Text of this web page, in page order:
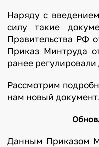
Наряду с
силу такие
Правительства РФ
Приказ Минтруда
ранее
Рассмотрим
нам новый документ.
Данным Приказом